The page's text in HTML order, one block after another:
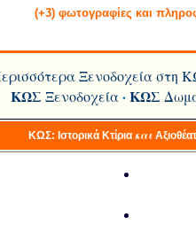
(+3) φωτογραφίες και
Ξενοδοχεία στη
ΚΩΣ Ξενοδοχεία·ΚΩΣ
ΚΩΣ: Ιστορικά Κτίρια και